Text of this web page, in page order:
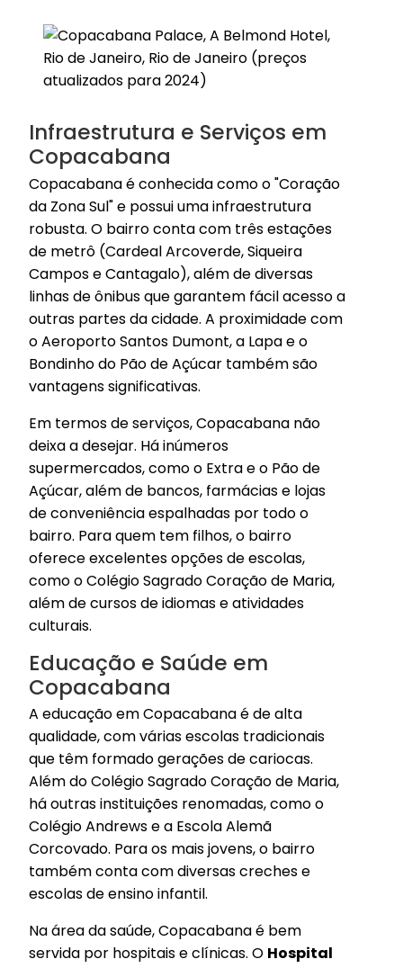
Infraestrutura e Serviços em
Copacabana
Copacabana é conhecida como o "Coração
da Zona Sul" e possui uma infraestrutura
robusta. O bairro conta com três estações
de metrô (Cardeal Arcoverde, Siqueira
Campos e Cantagalo), além de diversas
linhas de ônibus que garantem fácil acesso a
outras partes da cidade. A proximidade com
o Aeroporto Santos Dumont, a Lapa e o
Bondinho do Pão de Açúcar também são
vantagens significativas.
Em termos de serviços, Copacabana não
deixa a desejar. Há inúmeros
supermercados, como o Extra e o Pão de
Açúcar, além de bancos, farmácias e lojas
de conveniência espalhadas por todo o
bairro. Para quem tem filhos, o bairro
oferece excelentes opções de escolas,
como o Colégio Sagrado Coração de Maria,
além de cursos de idiomas e atividades
culturais.
Educação e Saúde em
Copacabana
A educação em Copacabana é de alta
qualidade, com várias escolas tradicionais
que têm formado gerações de cariocas.
Além do Colégio Sagrado Coração de Maria,
há outras instituições renomadas, como o
Colégio Andrews e a Escola Alemã
Corcovado. Para os mais jovens, o bairro
também conta com diversas creches e
escolas de ensino infantil.
Na área da saúde, Copacabana é bem
servida por hospitais e clínicas. O Hospital